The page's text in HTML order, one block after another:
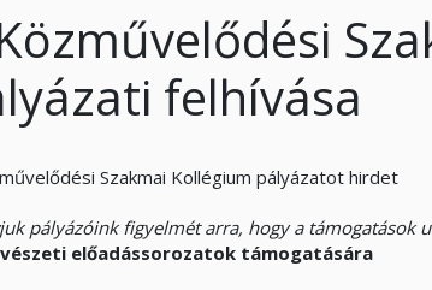
felhívása
Szakmai Kollégium pályázatot hirdet
pályázóink figyelmét arra, hogy a támogatások
előadássorozatok támogatására